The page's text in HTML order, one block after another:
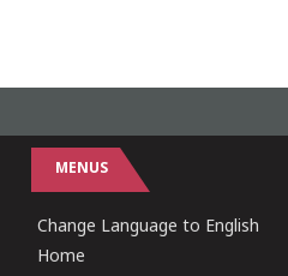
MENUS
Change Language to English
Home